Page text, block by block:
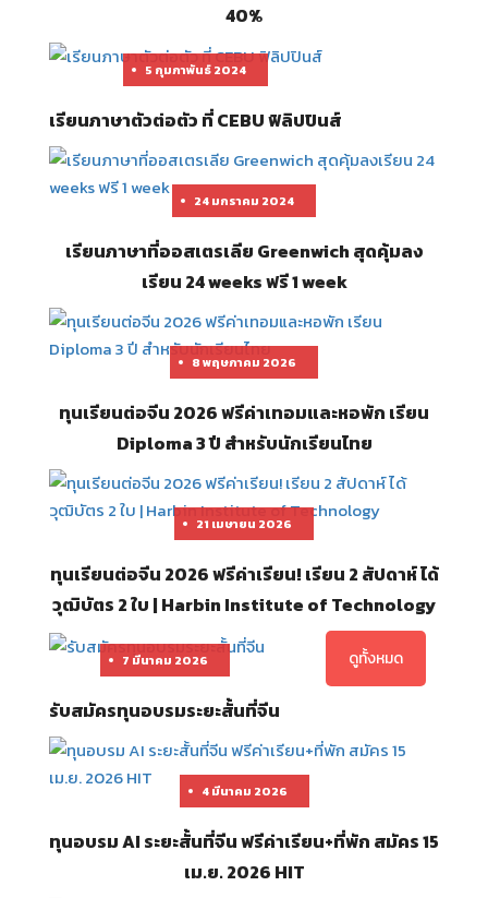
40%
5 กุมภาพันธ์ 2024
เรียนภาษาตัวต่อตัว ที่ CEBU ฟิลิปปินส์
24 มกราคม 2024
เรียนภาษาที่ออสเตรเลีย Greenwich สุดคุ้มลง
เรียน 24 weeks ฟรี 1 week
8 พฤษภาคม 2026
ทุนเรียนต่อจีน 2026 ฟรีค่าเทอมและหอพัก เรียน
Diploma 3 ปี สำหรับนักเรียนไทย
21 เมษายน 2026
ทุนเรียนต่อจีน 2026 ฟรีค่าเรียน! เรียน 2 สัปดาห์ ได้
วุฒิบัตร 2 ใบ | Harbin Institute of Technology
7 มีนาคม 2026
รับสมัครทุนอบรมระยะสั้นที่จีน
4 มีนาคม 2026
ทุนอบรม AI ระยะสั้นที่จีน ฟรีค่าเรียน+ที่พัก สมัคร 15
เม.ย. 2026 HIT
ดูทั้งหมด